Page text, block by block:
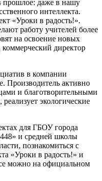
прошлое: даже в нашу
интеллекта.
«Уроки в радость!».
работу учителей более
на освоение новых
директор
в компании
Производитель активно
и благотворительными
экологические
для ГБОУ города
и средней школы
познакомиться с
«Уроки в радость!» и
можно на официальном